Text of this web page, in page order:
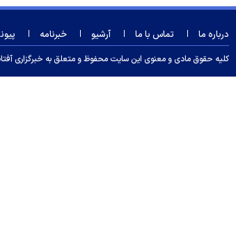
درباره ما تماس با ما آرشیو خبرنامه
کلیه حقوق مادی و معنوی این سایت محفوظ و متعلق به خبرگزاری